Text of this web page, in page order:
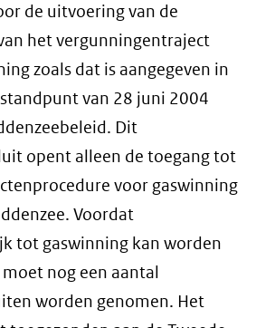
de uitvoering van de
het vergunningentraject
zoals dat is aangegeven in
van 28 juni 2004
Dit
opent alleen de toegang tot
voor gaswinning
Voordat
tot gaswinning kan worden
nog een aantal
worden genomen. Het